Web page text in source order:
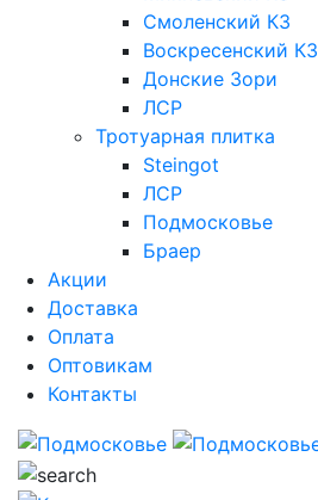
Смоленский КЗ
Воскресенский КЗ
Донские Зори
ЛСР
Тротуарная плитка
Steingot
ЛСР
Подмосковье
Браер
Акции
Доставка
Оплата
Оптовикам
Контакты